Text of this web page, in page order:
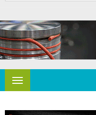
Rozwiń